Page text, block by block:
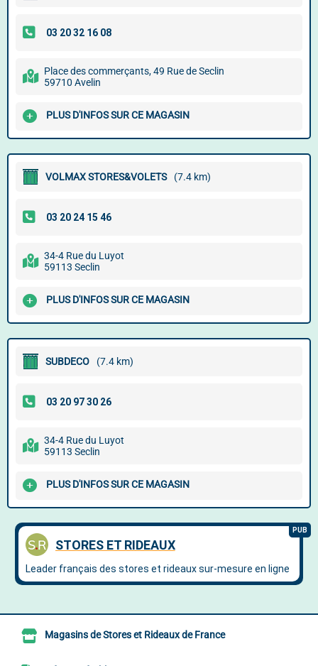
Place des commerçants, 49 Rue de Seclin
59710 Avelin
PLUS D'INFOS SUR CE MAGASIN
VOLMAX STORES&VOLETS (7.4 km)
34-4 Rue du Luyot
59113 Seclin
PLUS D'INFOS SUR CE MAGASIN
SUBDECO (7.4 km)
34-4 Rue du Luyot
59113 Seclin
PLUS D'INFOS SUR CE MAGASIN
Magasins de Stores et Rideaux de France